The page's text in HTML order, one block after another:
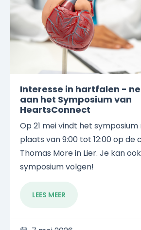
Interesse in hartfalen -
aan het Symposium van
HeartsConnect
Op 21 mei vindt het
plaats van 9:00 tot 12:00 op de
Thomas More in Lier. Je kan
symposium volgen!
LEES MEER